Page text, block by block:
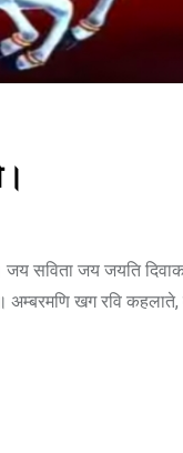
सविता जय जयति
अम्बरमणि खग रवि